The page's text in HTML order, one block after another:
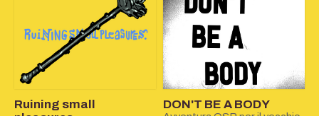
Ruining small
DON'T BE A BODY